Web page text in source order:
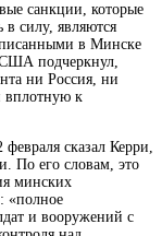
санкции, которые
в силу, являются
в Минске
США подчеркнул,
ни Россия, ни
вплотную к
сказал Керри,
По его словам, это
минских
«полное
и вооружений с